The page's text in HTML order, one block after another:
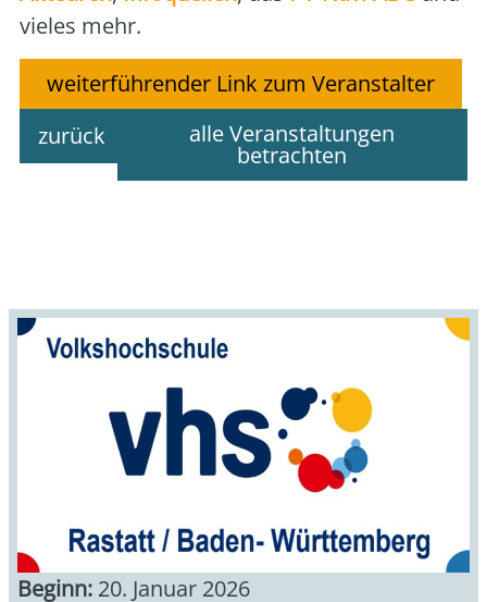
vie­les mehr.
weiterführender Link zum Veranstalter
zurück
alle Veranstaltungen
betrachten
Beginn: 20. Januar 2026